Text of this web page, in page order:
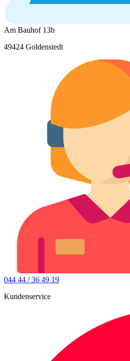
Am Bauhof 13b
49424 Goldenstedt
044 44 / 36 49 19
Kundenservice